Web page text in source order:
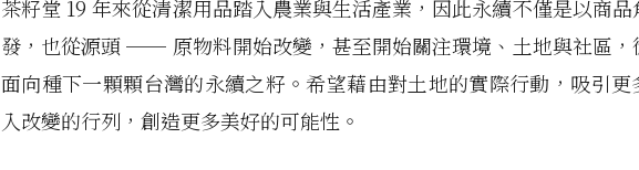
茶籽堂 19 年來從清潔用品踏入農業與生活產業，因此永續不僅是以商品
發，也從源頭── 原物料開始改變，甚至開始關注環境、土地與社區，
面向種下一顆顆台灣的永續之籽。希望藉由對土地的實際行動，吸引更
入改變的行列，創造更多美好的可能性。